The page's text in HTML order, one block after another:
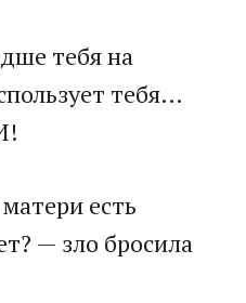
тебя на
тебя…
есть
— зло бросила